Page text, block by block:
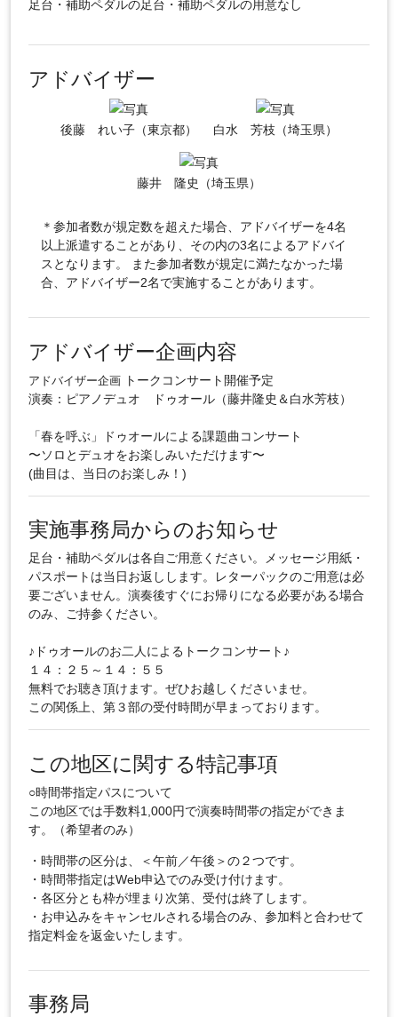
足台・補助ペダルの足台・補助ペダルの用意なし
アドバイザー
後藤 れい子（東京都） 白水 芳枝（埼玉県）
藤井 隆史（埼玉県）
＊参加者数が規定数を超えた場合、アドバイザーを4名
以上派遣することがあり、その内の3名によるアドバイ
スとなります。 また参加者数が規定に満たなかった場
合、アドバイザー2名で実施することがあります。
アドバイザー企画内容
アドバイザー企画トークコンサート開催予定
演奏：ピアノデュオ ドゥオール（藤井隆史＆白水芳枝）
「春を呼ぶ」ドゥオールによる課題曲コンサート
〜ソロとデュオをお楽しみいただけます〜
(曲目は、当日のお楽しみ！)
実施事務局からのお知らせ
足台・補助ペダルは各自ご用意ください。メッセージ用紙・
パスポートは当日お返しします。レターパックのご用意は必
要ございません。演奏後すぐにお帰りになる必要がある場合
のみ、ご持参ください。
♪ドゥオールのお二人によるトークコンサート♪
１４：２５～１４：５５
無料でお聴き頂けます。ぜひお越しくださいませ。
この関係上、第３部の受付時間が早まっております。
この地区に関する特記事項
○時間帯指定パスについて
この地区では手数料1,000円で演奏時間帯の指定ができま
す。（希望者のみ）
・時間帯の区分は、＜午前／午後＞の２つです。
・時間帯指定はWeb申込でのみ受け付けます。
・各区分とも枠が埋まり次第、受付は終了します。
・お申込みをキャンセルされる場合のみ、参加料と合わせて
指定料金を返金いたします。
事務局